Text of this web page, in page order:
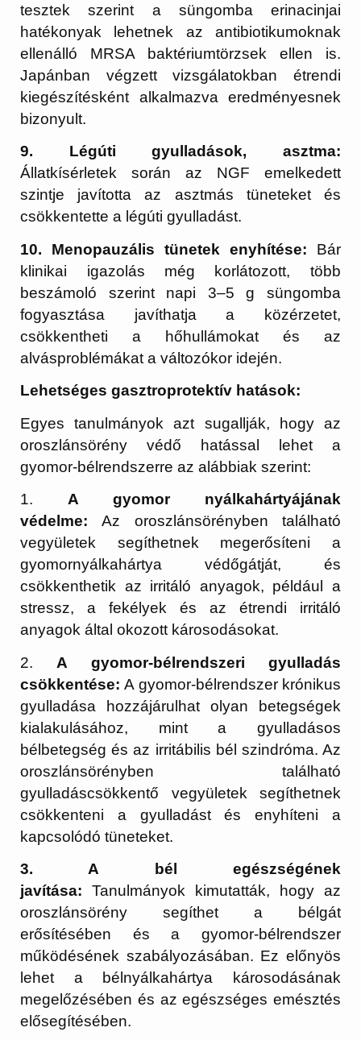
tesztek szerint a süngomba erinacinjai
hatékonyak lehetnek az antibiotikumoknak
ellenálló MRSA baktériumtörzsek ellen is.
Japánban végzett vizsgálatokban étrendi
kiegészítésként alkalmazva eredményesnek
bizonyult.
9. Légúti gyulladások, asztma:
Állatkísérletek során az NGF emelkedett
szintje javította az asztmás tüneteket és
csökkentette a légúti gyulladást.
10. Menopauzális tünetek enyhítése: Bár
klinikai igazolás még korlátozott, több
beszámoló szerint napi 3–5 g süngomba
fogyasztása javíthatja a közérzetet,
csökkentheti a hőhullámokat és az
alvásproblémákat a változókor idején.
Lehetséges gasztroprotektív hatások:
Egyes tanulmányok azt sugallják, hogy az
oroszlánsörény védő hatással lehet a
gyomor-bélrendszerre az alábbiak szerint:
1. A gyomor nyálkahártyájának
védelme: Az oroszlánsörényben található
vegyületek segíthetnek megerősíteni a
gyomornyálkahártya védőgátját, és
csökkenthetik az irritáló anyagok, például a
stressz, a fekélyek és az étrendi irritáló
anyagok által okozott károsodásokat.
2. A gyomor-bélrendszeri gyulladás
csökkentése: A gyomor-bélrendszer krónikus
gyulladása hozzájárulhat olyan betegségek
kialakulásához, mint a gyulladásos
bélbetegség és az irritábilis bél szindróma. Az
oroszlánsörényben található
gyulladáscsökkentő vegyületek segíthetnek
csökkenteni a gyulladást és enyhíteni a
kapcsolódó tüneteket.
3. A bél egészségének
javítása: Tanulmányok kimutatták, hogy az
oroszlánsörény segíthet a bélgát
erősítésében és a gyomor-bélrendszer
működésének szabályozásában. Ez előnyös
lehet a bélnyálkahártya károsodásának
megelőzésében és az egészséges emésztés
elősegítésében.